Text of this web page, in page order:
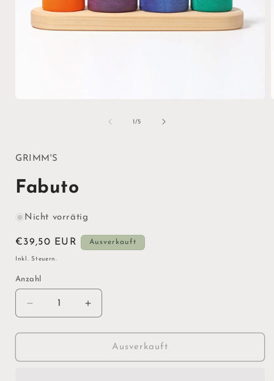
1/von
5
GRIMM'S
Fabuto
Nicht vorrätig
Normaler
Preis
€39,50 EUR Ausverkauft
Inkl. Steuern.
Anzahl
Verringere
die
Menge
Fabuto
Erhöhe
die
Menge
Fabuto
Ausverkauft